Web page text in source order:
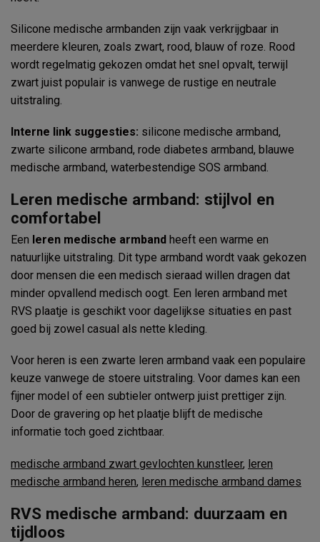
Silicone medische armbanden zijn vaak verkrijgbaar in
meerdere kleuren, zoals zwart, rood, blauw of roze. Rood
wordt regelmatig gekozen omdat het snel opvalt, terwijl
zwart juist populair is vanwege de rustige en neutrale
uitstraling.
Interne link suggesties: silicone medische armband,
zwarte silicone armband, rode diabetes armband, blauwe
medische armband, waterbestendige SOS armband.
Leren medische armband: stijlvol en
comfortabel
Een leren medische armband heeft een warme en
natuurlijke uitstraling. Dit type armband wordt vaak gekozen
door mensen die een medisch sieraad willen dragen dat
minder opvallend medisch oogt. Een leren armband met
RVS plaatje is geschikt voor dagelijkse situaties en past
goed bij zowel casual als nette kleding.
Voor heren is een zwarte leren armband vaak een populaire
keuze vanwege de stoere uitstraling. Voor dames kan een
fijner model of een subtieler ontwerp juist prettiger zijn.
Door de gravering op het plaatje blijft de medische
informatie toch goed zichtbaar.
medische armband zwart gevlochten kunstleer, leren
medische armband heren, leren medische armband dames
RVS medische armband: duurzaam en
tijdloos